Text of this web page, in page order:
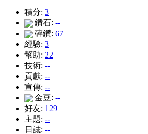
積分: 3
鑽石: --
碎鑽: 67
經驗: 3
幫助: 22
技術: --
貢獻: --
宣傳: --
金豆: --
好友: 129
主題: --
日誌: --